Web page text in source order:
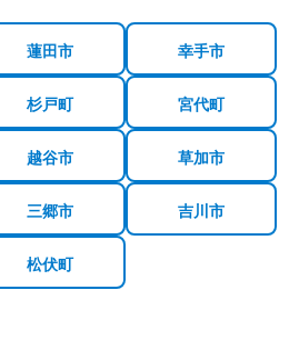
蓮田市 幸手市
杉戸町 宮代町
越谷市 草加市
三郷市 吉川市
松伏町